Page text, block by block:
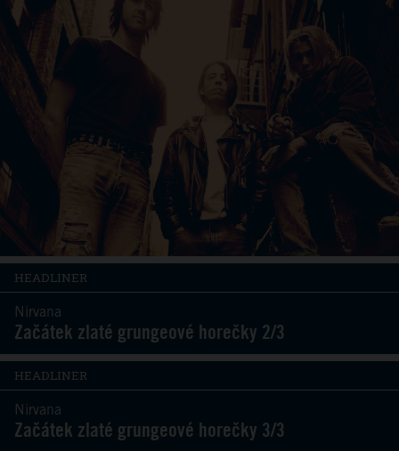
HEADLINER
Nirvana
Začátek zlaté grungeové horečky 2/3
HEADLINER
Nirvana
Začátek zlaté grungeové horečky 3/3